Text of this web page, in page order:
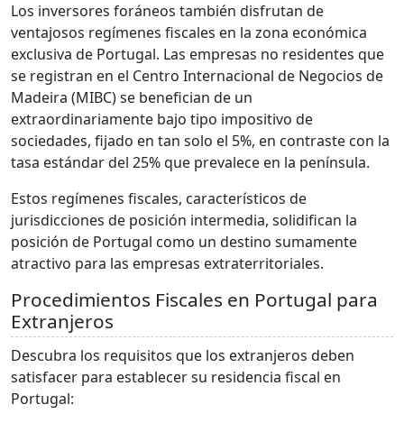
Los inversores foráneos también disfrutan de
ventajosos regímenes fiscales en la zona económica
exclusiva de Portugal. Las empresas no residentes que
se registran en el Centro Internacional de Negocios de
Madeira (MIBC) se benefician de un
extraordinariamente bajo tipo impositivo de
sociedades, fijado en tan solo el 5%, en contraste con la
tasa estándar del 25% que prevalece en la península.
Estos regímenes fiscales, característicos de
jurisdicciones de posición intermedia, solidifican la
posición de Portugal como un destino sumamente
atractivo para las empresas extraterritoriales.
Procedimientos Fiscales en Portugal para
Extranjeros
Descubra los requisitos que los extranjeros deben
satisfacer para establecer su residencia fiscal en
Portugal: